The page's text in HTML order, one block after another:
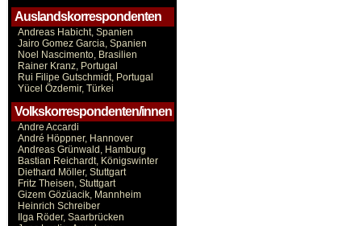
Auslandskorrespondenten
Andreas Habicht, Spanien
Jairo Gomez Garcia, Spanien
Noel Nascimento, Brasilien
Rainer Kranz, Portugal
Rui Filipe Gutschmidt, Portugal
Yücel Özdemir, Türkei
Volkskorrespondenten/innen
Andre Accardi
André Höppner, Hannover
Andreas Grünwald, Hamburg
Bastian Reichardt, Königswinter
Diethard Möller, Stuttgart
Fritz Theisen, Stuttgart
Gizem Gözüacik, Mannheim
Heinrich Schreiber
Ilga Röder, Saarbrücken